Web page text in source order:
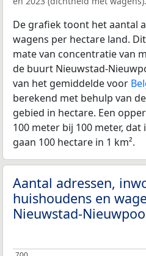
De grafiek toont het aantal
wagens per hectare land.
mate van concentratie van
de buurt Nieuwstad-
van het gemiddelde voor
berekend met behulp van
gebied in hectare. Een
100 meter bij 100 meter, dat
gaan 100 hectare in 1 km².
Aantal adressen,
huishoudens en
Nieuwstad-